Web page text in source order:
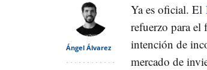
Ángel Álvarez
Ya es oficial. El
refuerzo para el
intención de
mercado de